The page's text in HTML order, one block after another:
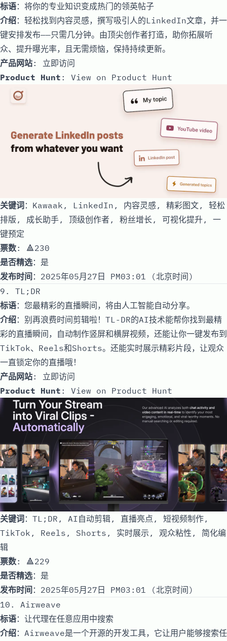
标语：将你的专业知识变成热门的领英帖子
介绍：轻松找到内容灵感，撰写吸引人的LinkedIn文章，并一
键安排发布——只需几分钟。由顶尖创作者打造，助你拓展听
众、提升曝光率，且无需烦恼，保持持续更新。
产品网站: 立即访问
Product Hunt : View on Product Hunt
关键词：Kawaak, LinkedIn, 内容灵感, 精彩图文, 轻松
排版, 成长助手, 顶级创作者, 粉丝增长, 可视化提升, 一
键预定
票数: 🔺230
是否精选：是
发布时间 ：2025年05月27日 PM03:01 (北京时间)
9. TL;DR
标语：您最精彩的直播瞬间，将由人工智能自动分享。
介绍：别再浪费时间剪辑啦！TL-DR的AI技术能帮你找到最精
彩的直播瞬间，自动制作竖屏和横屏视频，还能让你一键发布到
TikTok、Reels和Shorts。还能实时展示精彩片段，让观众
一直锁定你的直播哦！
产品网站: 立即访问
Product Hunt : View on Product Hunt
关键词：TL;DR, AI自动剪辑, 直播亮点, 短视频制作,
TikTok, Reels, Shorts, 实时展示, 观众粘性, 简化编
辑
票数: 🔺229
是否精选：是
发布时间 ：2025年05月27日 PM03:01 (北京时间)
10. Airweave
标语：让代理在任意应用中搜索
介绍：Airweave是一个开源的开发工具，它让用户能够搜索任